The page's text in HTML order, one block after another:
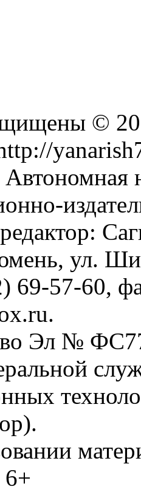
©
ул.
69-57-60,
Эл №
6+